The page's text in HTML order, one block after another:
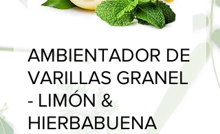
AMBIENTADOR DE
VARILLAS GRANEL
- LIMÓN &
HIERBABUENA